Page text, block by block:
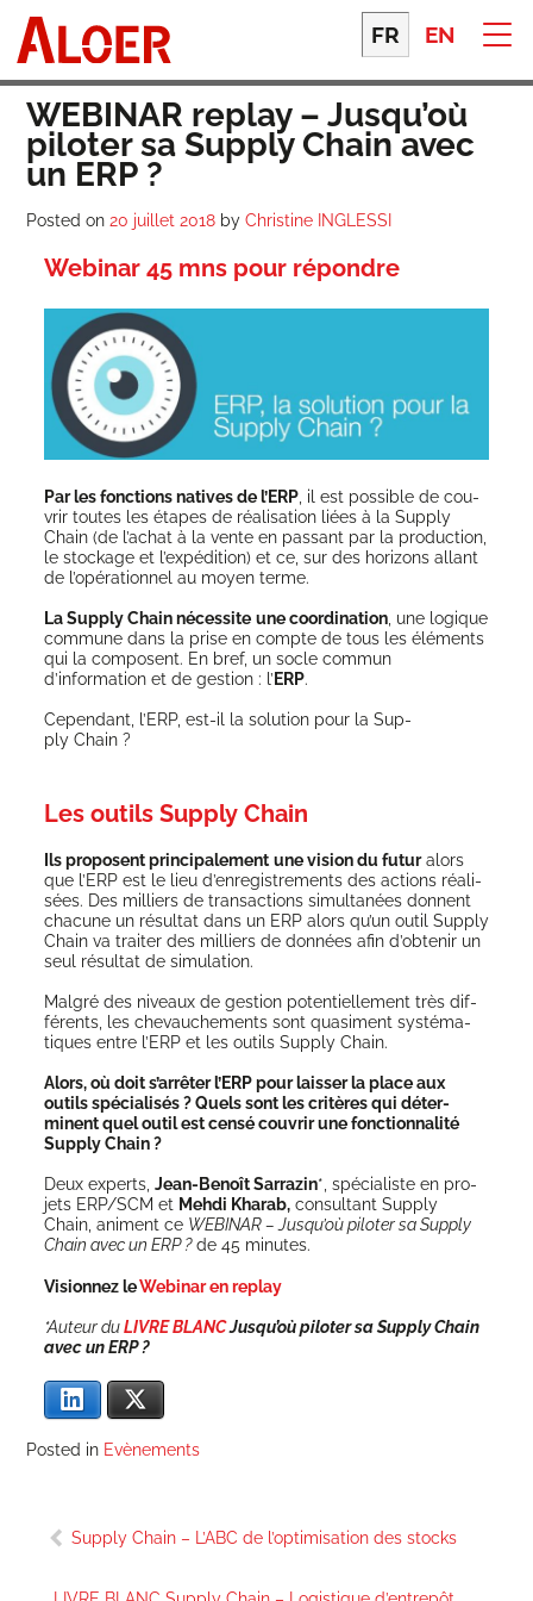
content
FR EN
WEBINAR replay – Jusqu’où
piloter sa Supply Chain avec
un ERP ?
Posted on 20 juillet 2018by Christine INGLESSI
Webinar 45 mns pour répondre
Par les fonc­tions natives de l’ERP, il est pos­sible de cou­
vrir toutes les étapes de réa­li­sa­tion liées à la Sup­ply
Chain (de l’achat à la vente en pas­sant par la pro­duc­tion,
le sto­ckage et l’expédition) et ce, sur des hori­zons allant
de l’opérationnel au moyen terme.
La Sup­ply Chain néces­site une coor­di­na­tion, une logique
com­mune dans la prise en compte de tous les élé­ments
qui la com­posent. En bref, un socle com­mun
d’information et de ges­tion : l’ERP.
Cepen­dant, l’ERP, est-il la solu­tion pour la Sup­
ply Chain ?
Les outils Supply Chain
Ils pro­posent prin­ci­pa­le­ment une vision du futuralors
que l’ERP est le lieu d’enregistrements des actions réa­li­
sées. Des mil­liers de tran­sac­tions simul­ta­nées donnent
cha­cune un résul­tat dans un ERP alors qu’un outil Sup­ply
Chain va trai­ter des mil­liers de don­nées afin d’obtenir un
seul résul­tat de simulation.
Mal­gré des niveaux de ges­tion poten­tiel­le­ment très dif­
fé­rents, les che­vau­che­ments sont qua­si­ment sys­té­ma­
tiques entre l’ERP et les outils Sup­ply Chain.
Alors, où doit s’arrêter l’ERP pour lais­ser la place aux
outils spé­cia­li­sés ? Quels sont les cri­tères qui déter­
minent quel outil est cen­sé cou­vrir une fonc­tion­na­li­té
Sup­ply Chain ?
Deux experts, Jean-Benoît Sar­ra­zin*, spé­cia­liste en pro­
jets ERP/SCM et Meh­di Kha­rab,consul­tant Sup­ply
Chain, animent ce WEBINAR – Jus­qu’où pilo­ter sa Sup­ply
Chain avec un ERP ?de 45 minutes.
Vision­nez leWebi­nar en replay
*Auteur duLIVRE BLANCJusqu’où pilo­ter sa Sup­ply Chain
avec un ERP ?
Lin­ke­dIn
Posted in Evènements
de
Supply Chain – L’ABC de l’optimisation des stocks